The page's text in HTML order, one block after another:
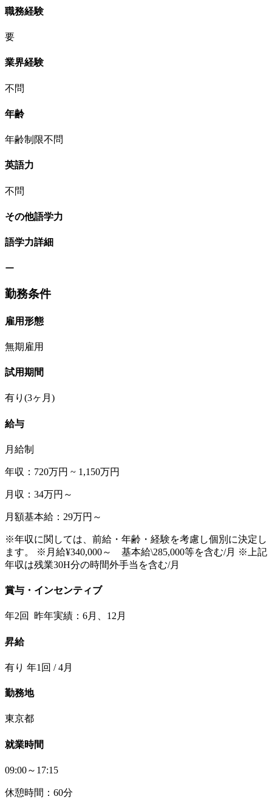
職務経験
要
業界経験
不問
年齢
年齢制限不問
英語力
不問
その他語学力
語学力詳細
ー
勤務条件
雇用形態
無期雇用
試用期間
有り(3ヶ月)
給与
月給制
年収：720万円 ~ 1,150万円
月収：34万円～
月額基本給：29万円～
※年収に関しては、前給・年齢・経験を考慮し個別に決定し
ます。 ※月給¥340,000～ 基本給\285,000等を含む/月 ※上記
年収は残業30H分の時間外手当を含む/月
賞与・インセンティブ
年2回 昨年実績：6月、12月
昇給
有り 年1回 / 4月
勤務地
東京都
就業時間
09:00～17:15
休憩時間：60分